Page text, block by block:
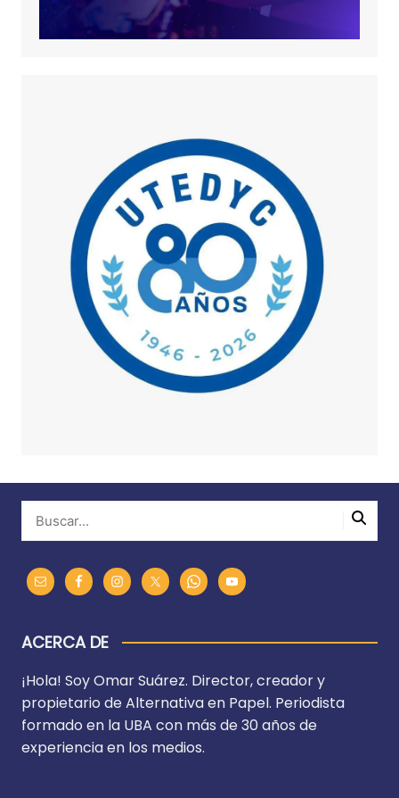
ACERCA DE
¡Hola! Soy Omar Suárez. Director, creador y
propietario de Alternativa en Papel. Periodista
formado en la UBA con más de 30 años de
experiencia en los medios.